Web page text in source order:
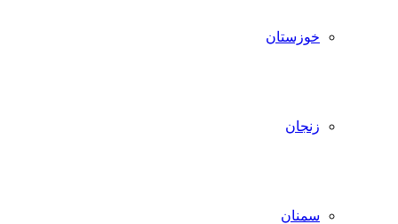
خوزستان
زنجان
سمنان